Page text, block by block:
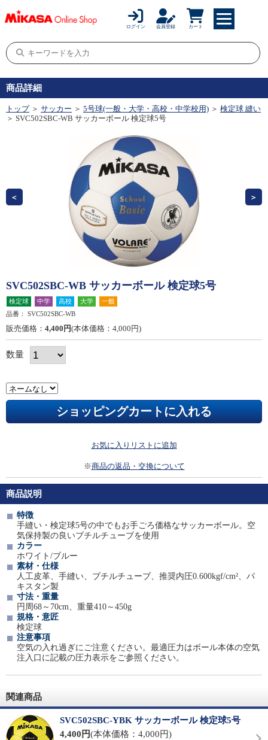
ログイン 会員登録 カート
商品詳細
トップ ＞ サッカー ＞ 5号球(一般・大学・高校・中学校用) ＞ 検定球 縫い
＞ SVC502SBC-WB サッカーボール 検定球5号
SVC502SBC-WB サッカーボール 検定球5号
検定球 中学 高校 大学
一般
品番：
SVC502SBC-WB
販売価格： 4,400円(本体価格：4,000円)
数量
お気に入りリストに追加
※商品の返品・交換について
商品説明
特徴
手縫い・検定球5号の中でもお手ごろ価格なサッカーボール。空
気保持製の良いブチルチューブを使用
カラー
ホワイト/ブルー
素材・仕様
人工皮革、手縫い、ブチルチューブ、推奨内圧0.600kgf/cm²、パ
キスタン製
寸法・重量
円周68～70cm、重量410～450g
規格・意匠
検定球
注意事項
空気の入れ過ぎにご注意ください。最適圧力はボール本体の空気
注入口に記載の圧力表示をご参照ください。
関連商品
SVC502SBC-YBK サッカーボール 検定球5号
4,400円(本体価格：4,000円)